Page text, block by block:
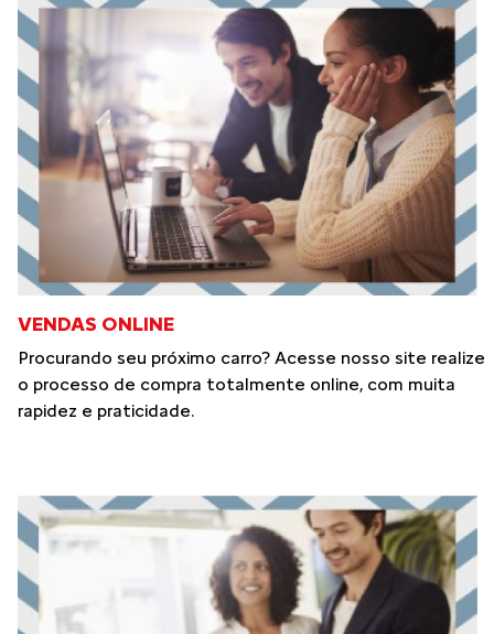
VENDAS ONLINE
Procurando seu próximo carro? Acesse nosso site realize
o processo de compra totalmente online, com muita
rapidez e praticidade.